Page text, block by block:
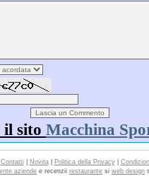
il sito Macchina
Contatti| Novita| Politica della Privacy|
aziende e recenzii restaurante si web design